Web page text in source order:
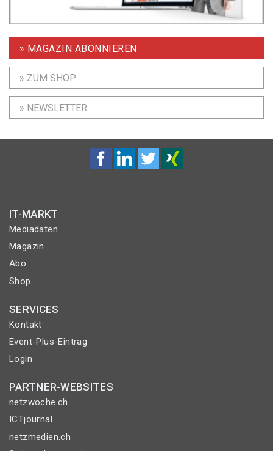
» MAGAZIN ABONNIEREN
» ZUM SHOP
» NEWSLETTER
IT-MARKT
Mediadaten
Magazin
Abo
Shop
SERVICES
Kontakt
Event-Plus-Eintrag
Login
PARTNER-WEBSITES
netzwoche.ch
ICTjournal
netzmedien.ch